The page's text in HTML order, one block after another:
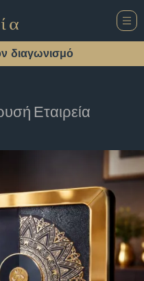
διαγωνισμό
Εταιρεία